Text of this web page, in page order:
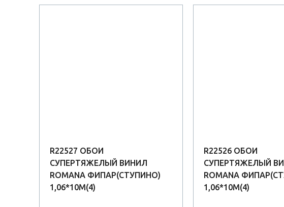
R22527 ОБОИ
СУПЕРТЯЖЕЛЫЙ ВИНИЛ
ROMANA ФИПАР(СТУПИНО)
1,06*10М(4)
R22526 ОБОИ
СУПЕРТЯЖЕЛЫЙ
ROMANA
1,06*10М(4)